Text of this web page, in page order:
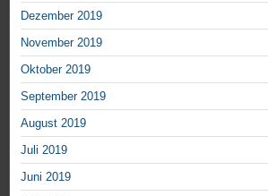
Dezember 2019
November 2019
Oktober 2019
September 2019
August 2019
Juli 2019
Juni 2019